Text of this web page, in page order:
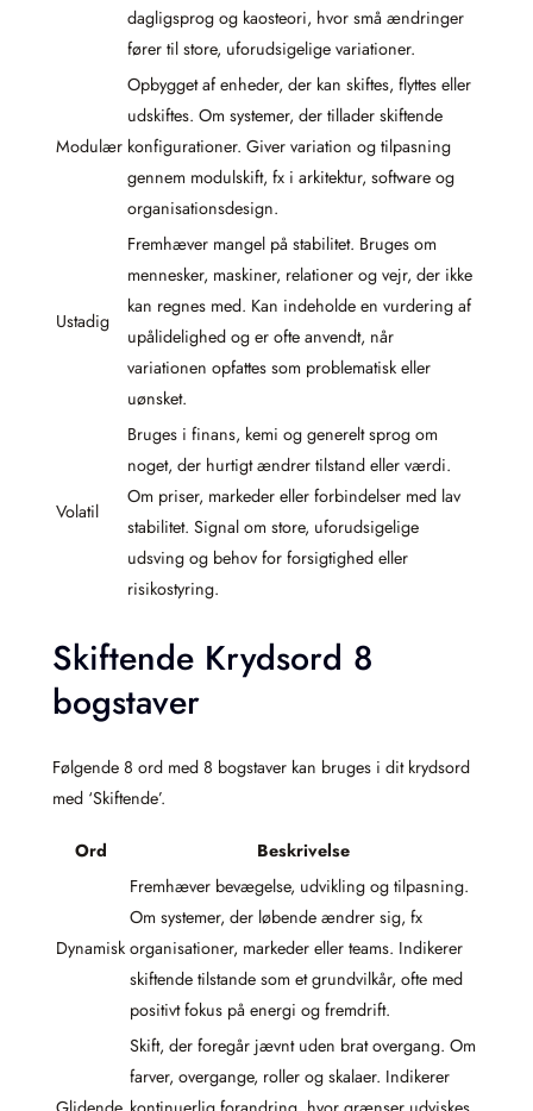
dagligsprog og kaosteori, hvor små ændringer
fører til store, uforudsigelige variationer.
Modulær
Opbygget af enheder, der kan skiftes, flyttes eller
udskiftes. Om systemer, der tillader skiftende
konfigurationer. Giver variation og tilpasning
gennem modulskift, fx i arkitektur, software og
organisationsdesign.
Ustadig
Fremhæver mangel på stabilitet. Bruges om
mennesker, maskiner, relationer og vejr, der ikke
kan regnes med. Kan indeholde en vurdering af
upålidelighed og er ofte anvendt, når
variationen opfattes som problematisk eller
uønsket.
Volatil
Bruges i finans, kemi og generelt sprog om
noget, der hurtigt ændrer tilstand eller værdi.
Om priser, markeder eller forbindelser med lav
stabilitet. Signal om store, uforudsigelige
udsving og behov for forsigtighed eller
risikostyring.
Skiftende Krydsord 8
bogstaver
Følgende 8 ord med 8 bogstaver kan bruges i dit krydsord
med ‘Skiftende’.
Ord Beskrivelse
Dynamisk
Fremhæver bevægelse, udvikling og tilpasning.
Om systemer, der løbende ændrer sig, fx
organisationer, markeder eller teams. Indikerer
skiftende tilstande som et grundvilkår, ofte med
positivt fokus på energi og fremdrift.
Skift, der foregår jævnt uden brat overgang. Om
farver, overgange, roller og skalaer. Indikerer